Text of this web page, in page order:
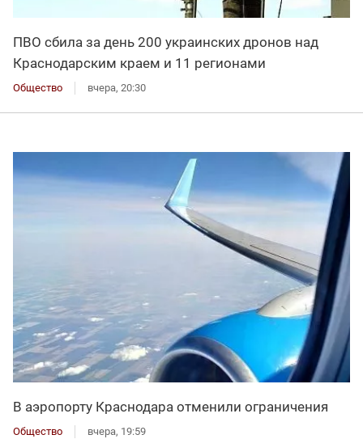
ПВО сбила за день 200 украинских дронов над
Краснодарским краем и 11 регионами
Общество вчера, 20:30
В аэропорту Краснодара отменили ограничения
Общество вчера, 19:59